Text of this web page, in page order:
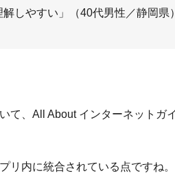
しやすい」（40代男性／静岡県）
て、All About インターネットガ
リ内に統合されている点ですね